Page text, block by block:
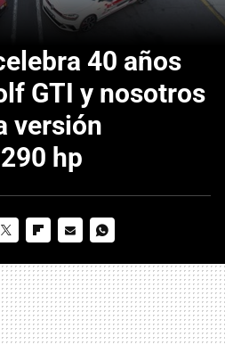
40 años
GTI y nosotros
versión
hp
MAIL